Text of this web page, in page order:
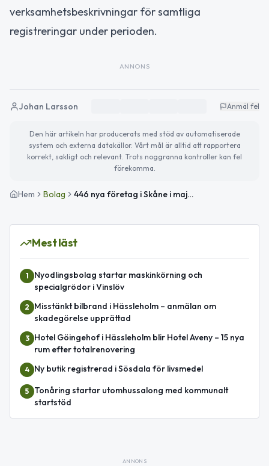
verksamhetsbeskrivningar för samtliga
registreringar under perioden.
ANNONS
Johan Larsson Anmäl fel
Den här artikeln har producerats med stöd av automatiserade
system och externa datakällor. Vårt mål är alltid att rapportera
korrekt, sakligt och relevant. Trots noggranna kontroller kan fel
förekomma.
Hem Bolag 446 nya företag i Skåne i maj 2026 — Hässleholm fick 10 nya bolag
Mest läst
1
Nyodlingsbolag startar maskinkörning och
specialgrödor i Vinslöv
2
Misstänkt bilbrand i Hässleholm – anmälan om
skadegörelse upprättad
3
Hotel Göingehof i Hässleholm blir Hotel Aveny – 15 nya
rum efter totalrenovering
4 Ny butik registrerad i Sösdala för livsmedel
5
Tonåring startar utomhussalong med kommunalt
startstöd
ANNONS